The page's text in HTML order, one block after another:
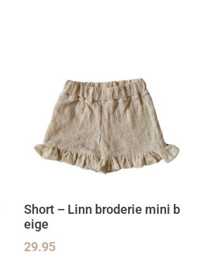
Short – Linn broderie mini b
eige
29.95